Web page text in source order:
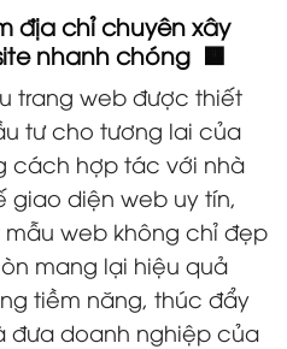
địa chỉ chuyên xây
nhanh chóng 🟧
trang web được thiết
tư cho tương lai của
cách hợp tác với nhà
diện web uy tín,
web không chỉ đẹp
mang lại hiệu quả
tiềm năng, thúc đẩy
đưa doanh nghiệp của